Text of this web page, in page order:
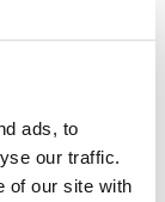
ads, to
our traffic.
of our site with
・アップ・ツア